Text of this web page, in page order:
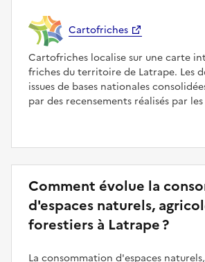
Cartofriches
Cartofriches localise sur une carte
friches du territoire de Latrape. Les
issues de bases nationales
par des recensements réalisés par
Comment évolue la
d'espaces naturels,
forestiers à Latrape ?
La consommation d'espaces